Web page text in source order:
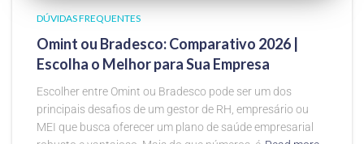
DÚVIDAS FREQUENTES
Omint ou Bradesco: Comparativo 2026 |
Escolha o Melhor para Sua Empresa
Escolher entre Omint ou Bradesco pode ser um dos
principais desafios de um gestor de RH, empresário ou
MEI que busca oferecer um plano de saúde empresarial